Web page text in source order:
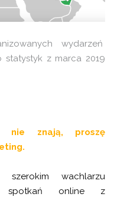
wydarzeń
statystyk z marca 2019
nie znają, proszę
szerokim wachlarzu
spotkań online z